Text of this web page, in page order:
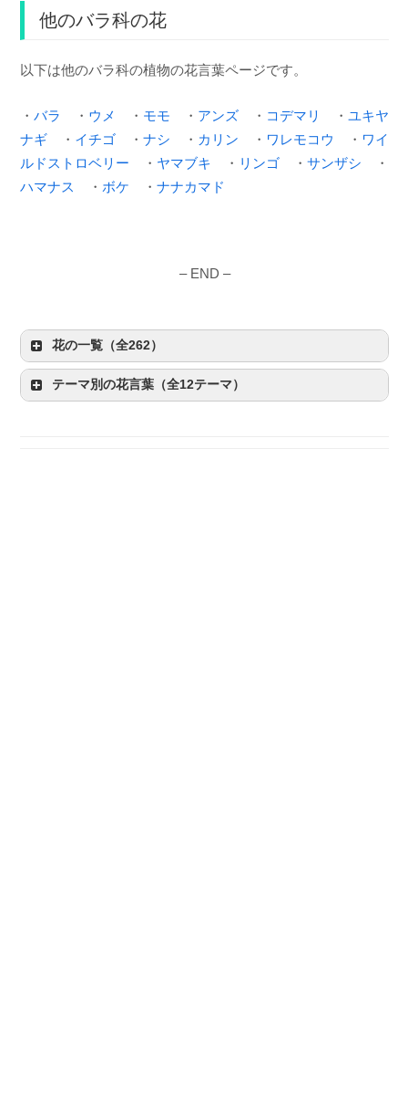
他のバラ科の花
以下は他のバラ科の植物の花言葉ページです。
・ バラ ・ ウメ ・ モモ ・ アンズ ・ コデマリ ・ ユキヤ
ナギ ・ イチゴ ・ ナシ ・ カリン ・ ワレモコウ ・ ワイ
ルドストロベリー ・ ヤマブキ ・ リンゴ ・ サンザシ ・
ハマナス
・ ボケ ・ ナナカマド
– END –
花の一覧（全262）
テーマ別の花言葉（全12テーマ）